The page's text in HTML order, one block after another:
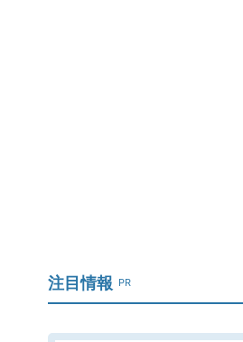
注目情報 PR